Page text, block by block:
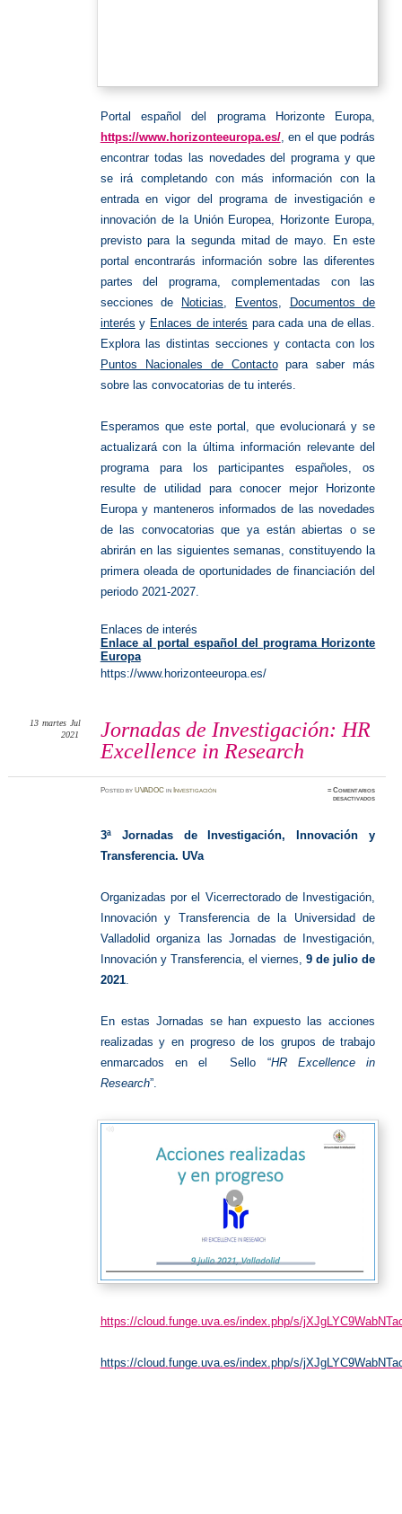
Portal español del programa Horizonte Europa,
https://www.horizonteeuropa.es/, en el que podrás
encontrar todas las novedades del programa y que
se irá completando con más información con la
entrada en vigor del programa de investigación e
innovación de la Unión Europea, Horizonte Europa,
previsto para la segunda mitad de mayo. En este
portal encontrarás información sobre las diferentes
partes del programa, complementadas con las
secciones de
Noticias Eventos
Documentos de
interés y Enlaces de interés para cada una de ellas.
Explora las distintas secciones y contacta con los
Puntos Nacionales de Contactopara saber más
sobre las convocatorias de tu interés.
Esperamos que este portal, que evolucionará y se
actualizará con la última información relevante del
programa para los participantes españoles, os
resulte de utilidad para conocer mejor Horizonte
Europa y manteneros informados de las novedades
de las convocatorias que ya están abiertas o se
abrirán en las siguientes semanas, constituyendo la
primera oleada de oportunidades de financiación del
periodo 2021-2027.
Enlaces de interés
Enlace al portal español del programa Horizonte
Europa
https://www.horizonteeuropa.es/
Jornadas de Investigación: HR
Excellence in Research
13 martes Jul
2021
PostedbyUVADOC in Investigación ≈Comentarios
desactivadosen
3ª Jornadas de Investigación, Innovación y
Transferencia. UVa
Organizadas por el Vicerrectorado de Investigación,
Innovación y Transferencia de la Universidad de
Valladolid organiza las Jornadas de Investigación,
Innovación y Transferencia, el viernes,9 de julio de
2021.
En estas Jornadas se han expuesto las acciones
realizadas y en progreso de los grupos de trabajo
enmarcados en el Sello “HR Excellence in
Research”.
https://cloud.funge.uva.es/index.php/s/
https://cloud.funge.uva.es/index.php/s/